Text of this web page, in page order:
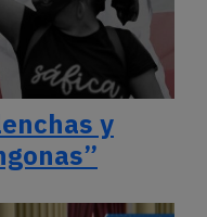
y